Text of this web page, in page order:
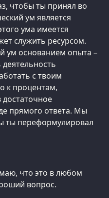
чтобы ты принял во
ум является
ума имеется
служить ресурсом.
ум основанием опыта –
с твоим
к процентам,
достаточное
прямого ответа. Мы
ты переформулировал
что это в любом
вопрос.